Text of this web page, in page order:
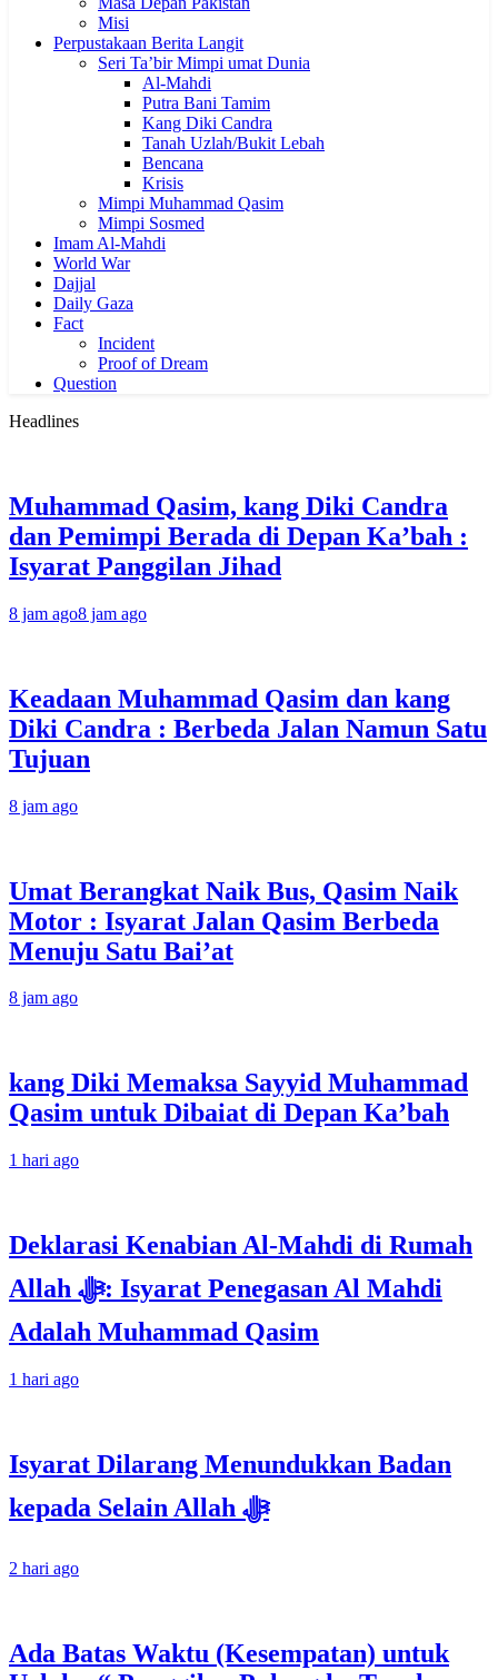
Misi
Perpustakaan Berita Langit
Seri Ta’bir Mimpi umat Dunia
Al-Mahdi
Putra Bani Tamim
Kang Diki Candra
Tanah Uzlah/Bukit Lebah
Bencana
Krisis
Mimpi Muhammad Qasim
Mimpi Sosmed
Imam Al-Mahdi
World War
Dajjal
Daily Gaza
Fact
Incident
Proof of Dream
Question
Headlines
Muhammad Qasim, kang Diki Candra
dan Pemimpi Berada di Depan Ka’bah :
Isyarat Panggilan Jihad
8 jam ago8 jam ago
Keadaan Muhammad Qasim dan kang
Diki Candra : Berbeda Jalan Namun Satu
Tujuan
8 jam ago
Umat Berangkat Naik Bus, Qasim Naik
Motor : Isyarat Jalan Qasim Berbeda
Menuju Satu Bai’at
8 jam ago
kang Diki Memaksa Sayyid Muhammad
Qasim untuk Dibaiat di Depan Ka’bah
1 hari ago
Deklarasi Kenabian Al-Mahdi di Rumah
Allah ﷻ: Isyarat Penegasan Al Mahdi
Adalah Muhammad Qasim
1 hari ago
Isyarat Dilarang Menundukkan Badan
kepada Selain Allah ﷻ
2 hari ago
Ada Batas Waktu (Kesempatan) untuk